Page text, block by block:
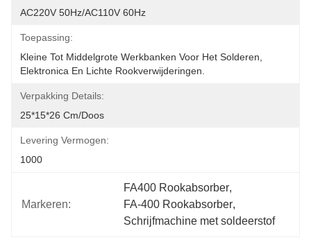
AC220V 50Hz/AC110V 60Hz
Toepassing:
Kleine Tot Middelgrote Werkbanken Voor Het Solderen,
Elektronica En Lichte Rookverwijderingen.
Verpakking Details:
25*15*26 Cm/doos
Levering Vermogen:
1000
Markeren:
FA400 Rookabsorber,
FA-400 Rookabsorber,
Schrijfmachine met soldeerstof